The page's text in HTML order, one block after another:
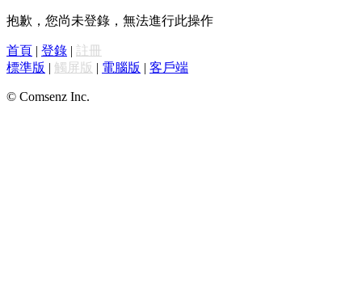
抱歉，您尚未登錄，無法進行此操作
首頁 | 登錄 | 註冊
標準版 | 觸屏版 | 電腦版 | 客戶端
© Comsenz Inc.